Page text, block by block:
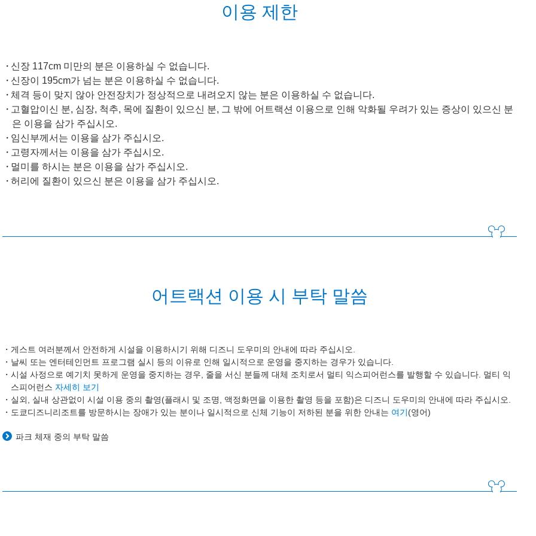
이용 제한
신장 117cm 미만의 분은 이용하실 수 없습니다.
신장이 195cm가 넘는 분은 이용하실 수 없습니다.
체격 등이 맞지 않아 안전장치가 정상적으로 내려오지 않는 분은 이용하실 수 없습니다.
고혈압이신 분, 심장, 척추, 목에 질환이 있으신 분, 그 밖에 어트랙션 이용으로 인해 악화될 우려가 있는 증상이 있으신 분
은 이용을 삼가 주십시오.
임신부께서는 이용을 삼가 주십시오.
고령자께서는 이용을 삼가 주십시오.
멀미를 하시는 분은 이용을 삼가 주십시오.
허리에 질환이 있으신 분은 이용을 삼가 주십시오.
어트랙션 이용 시 부탁 말씀
게스트 여러분께서 안전하게 시설을 이용하시기 위해 디즈니 도우미의 안내에 따라 주십시오.
날씨 또는 엔터테인먼트 프로그램 실시 등의 이유로 인해 일시적으로 운영을 중지하는 경우가 있습니다.
시설 사정으로 예기치 못하게 운영을 중지하는 경우, 줄을 서신 분들께 대체 조치로서 멀티 익스피어런스를 발행할 수 있습니다. 멀티 익
스피어런스 자세히 보기
실외, 실내 상관없이 시설 이용 중의 촬영(플래시 및 조명, 액정화면을 이용한 촬영 등을 포함)은 디즈니 도우미의 안내에 따라 주십시오.
도쿄디즈니리조트를 방문하시는 장애가 있는 분이나 일시적으로 신체 기능이 저하된 분을 위한 안내는 여기(영어)
파크 체재 중의 부탁 말씀